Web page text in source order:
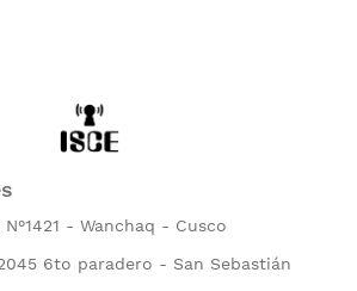
- Wanchaq - Cusco
6to paradero - San Sebastián